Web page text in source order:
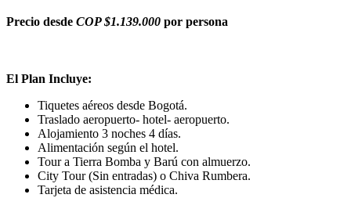
Precio desde COP $1.139.000 por persona
El Plan Incluye:
Tiquetes aéreos desde Bogotá.
Traslado aeropuerto- hotel- aeropuerto.
Alojamiento 3 noches 4 días.
Alimentación según el hotel.
Tour a Tierra Bomba y Barú con almuerzo.
City Tour (Sin entradas) o Chiva Rumbera.
Tarjeta de asistencia médica.